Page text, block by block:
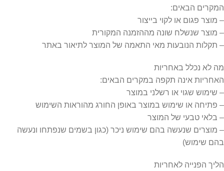
המקרים הבאים:
– מוצר פגום או לקוי בייצור
– מוצר שנשלח שונה מההזמנה המקורית
– תקלות הנובעות מאי התאמה של המוצר לתיאור באתר
מה לא נכלל באחריות
האחריות אינה תקפה במקרים הבאים:
– שימוש שגוי או רשלני במוצר
– פתיחה או שימוש במוצר באופן החורג מהוראות השימוש
– בלאי טבעי של המוצר
– מוצרים שנעשה בהם שימוש ניכר (כגון בשמים שנפתחו ונעשה
בהם שימוש)
הליך הפנייה לאחריות